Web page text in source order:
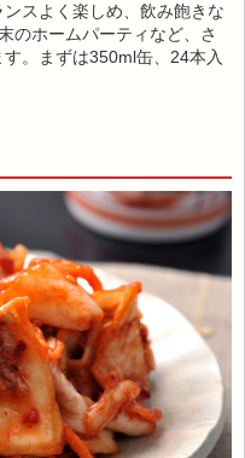
スよく楽しめ、飲み飽きな
のホームパーティなど、さ
。まずは350ml缶、24本入